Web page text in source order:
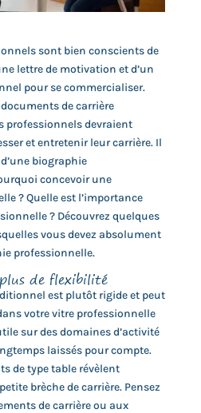
sont bien conscients de
lettre de motivation et d’un
pour se commercialiser.
de carrière
professionnels devraient
et entretenir leur carrière. Il
biographie
concevoir une
? Quelle est l’importance
? Découvrez quelques
vous devez absolument
professionnelle.
de flexibilité
est plutôt rigide et peut
votre vitre professionnelle
sur des domaines d’activité
laissés pour compte.
de type table révèlent
brèche de carrière. Pensez
de carrière ou aux